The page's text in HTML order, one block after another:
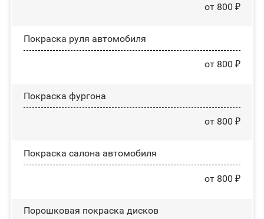
от 800 ₽
Покраска руля автомобиля
от 800 ₽
Покраска фургона
от 800 ₽
Покраска салона автомобиля
от 800 ₽
Порошковая покраска дисков